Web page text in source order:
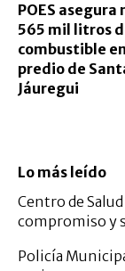
POES asegura
565 mil litros
combustible
predio de
Jáuregui
Lo más leído
Centro de
compromiso y
Policía